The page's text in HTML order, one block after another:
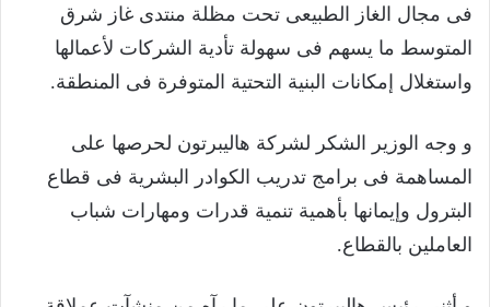
فى مجال الغاز الطبيعى تحت مظلة منتدى غاز شرق
المتوسط ما يسهم فى سهولة تأدية الشركات لأعمالها
واستغلال إمكانات البنية التحتية المتوفرة فى المنطقة.
و وجه الوزير الشكر لشركة هاليبرتون لحرصها على
المساهمة فى برامج تدريب الكوادر البشرية فى قطاع
البترول وإيمانها بأهمية تنمية قدرات ومهارات شباب
العاملين بالقطاع.